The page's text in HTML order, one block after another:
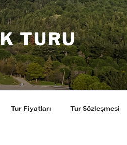
TURU
Tur Fiyatları Tur Sözleşmesi